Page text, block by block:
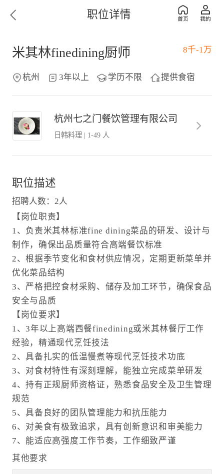
职位详情
米其林finedining厨师 8千-1万
杭州 3年以上 学历不限 提供食宿
杭州七之门餐饮管理有限公司
日韩料理 | 1-49 人
职位描述
招聘人数：2人
【岗位职责】
1、负责米其林标准fine dining菜品的研发、设计与
制作，确保出品质量符合高端餐饮标准
2、根据季节变化和食材供应情况，定期更新菜单并
优化菜品结构
3、严格把控食材采购、储存及加工环节，确保食品
安全与品质
【岗位要求】
1、3年以上高端西餐finedining或米其林餐厅工作
经验，精通现代烹饪技法
2、具备扎实的低温慢煮等现代烹饪技术功底
3、对食材特性有深刻理解，能独立完成菜单研发
4、持有正规厨师资格证，熟悉食品安全及卫生管理
规范
5、具备良好的团队管理能力和抗压能力
6、对美食有极致追求，具有创新意识和审美能力
7、能适应高强度工作节奏，工作细致严谨
其他要求